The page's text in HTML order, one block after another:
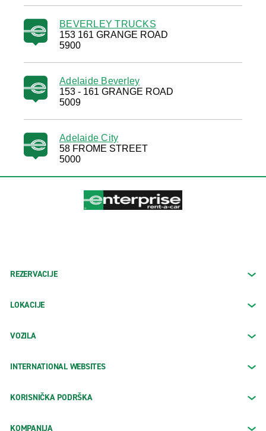
BEVERLEY TRUCKS
153 161 GRANGE ROAD
5900
Adelaide Beverley
153 - 161 GRANGE ROAD
5009
Adelaide City
58 FROME STREET
5000
REZERVACIJE
LOKACIJE
VOZILA
INTERNATIONAL WEBSITES
KORISNIČKA PODRŠKA
KOMPANIJA